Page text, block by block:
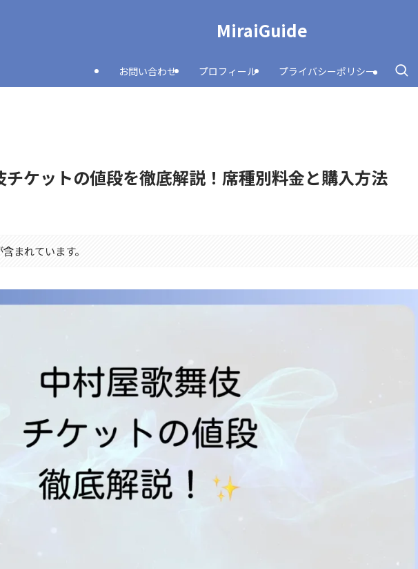
MiraiGuide
お問い合わせ プロフィール プライバシーポリシー
チケットの値段を徹底解説！席種別料金と購入方法
まれています。